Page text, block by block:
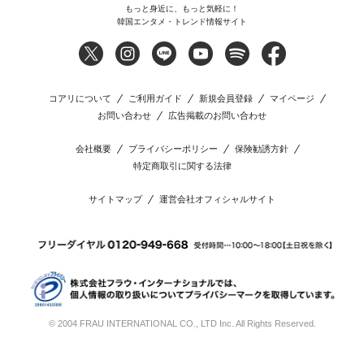
もっと身近に、もっと気軽に！
韓国エンタメ・トレンド情報サイト
コアリについて ご利用ガイド 新規会員登録
マイページ
お問い合わせ
広告掲載のお問い合わせ
会社概要 プライバシーポリシー
保険勧誘方針
特定商取引に関する法律
サイトマップ 運営会社オフィシャルサイト
© 2004 FRAU INTERNATIONAL CO., LTD Inc. All Rights Reserved.